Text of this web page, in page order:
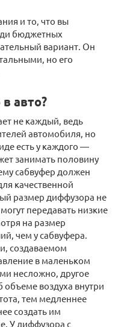
и то, что вы
бюджетных
вариант. Он
но его
авто?
не каждый, ведь
автомобиля, но
есть у каждого —
занимать половину
сабвуфер должен
качественной
размер диффузора не
передавать низкие
на размер
чем у сабвуфера.
создаваемом
в маленьком
несложно, другое
объеме воздуха внутри
тем медленнее
создать им
У диффузора с